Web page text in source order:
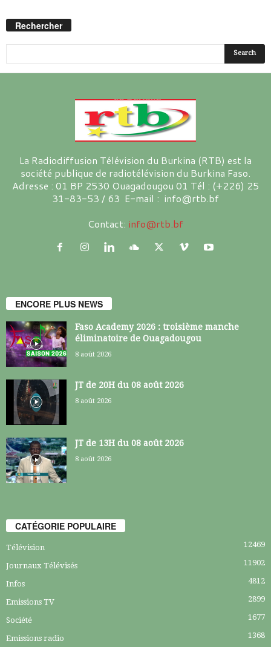
Rechercher
La Radiodiffusion Télévision du Burkina (RTB) est la
société publique de radiotélévision du Burkina Faso.
Adresse : 01 BP 2530 Ouagadougou 01 Tél : (+226) 25
31-83-53 / 63 E-mail : info@rtb.bf
Contact: info@rtb.bf
ENCORE PLUS NEWS
Faso Academy 2026 : troisième manche
éliminatoire de Ouagadougou
8 août 2026
JT de 20H du 08 août 2026
8 août 2026
JT de 13H du 08 août 2026
8 août 2026
CATÉGORIE POPULAIRE
Télévision 12469
Journaux Télévisés 11902
Infos 4812
Emissions TV 2899
Société 1677
Emissions radio 1368